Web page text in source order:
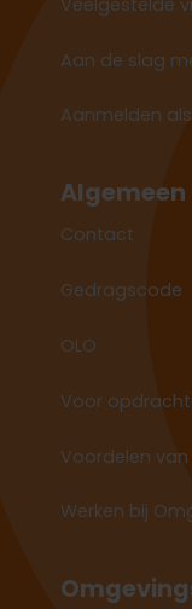
Aan de slag
Aanmelden
Algemeen
Contact
Gedragscode
OLO
Voor
Voordelen
Werken bij